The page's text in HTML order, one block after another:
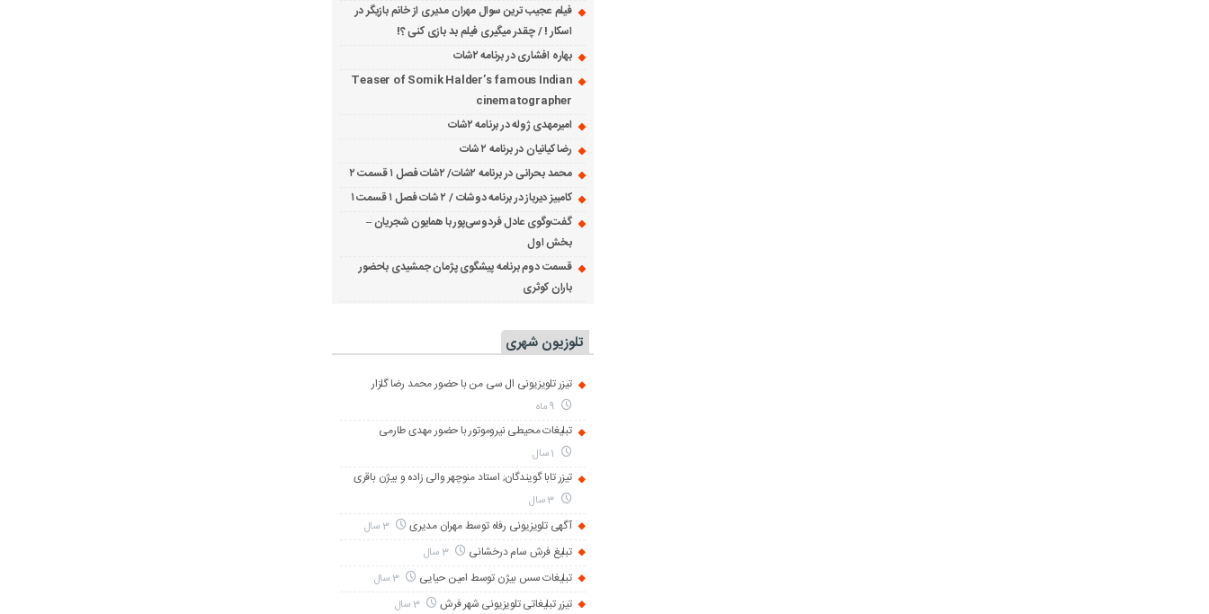
فیلم عجیب ترین سوال مهران مدیری از خانم بازیگر در
اسکار ! / چقدر میگیری فیلم بد بازی کنی ؟!
بهاره افشاری در برنامه ۲شات
Teaser of Somik Halder’s famous Indian
cinematographer
امیرمهدی ژوله در برنامه ۲شات
رضا کیانیان در برنامه ۲ شات
محمد بحرانی در برنامه ۲شات/ ۲شات فصل ۱ قسمت ۲
کامبیز دیرباز در برنامه دوشات / ۲ شات فصل ۱ قسمت ۱
گفت‌وگوی عادل فردوسی‌پور با همایون شجریان –
بخش اول
قسمت دوم برنامه پیشگوی پژمان جمشیدی باحضور
باران کوثری
تلوزیون شهری
تیزر تلویزیونی ال سی من با حضور محمد رضا گلزار
تبلیغات محیطی نیروموتور با حضور مهدی طارمی
تیزر تابا گویندگان; استاد منوچهر والی زاده و بیژن باقری
آگهی تلویزیونی رفاه توسط مهران مدیری 3 سال
تبلیغ فرش سام درخشانی 3 سال
تبلیغات سس بیژن توسط امین حیایی 3 سال
تیزر تبلیغاتی تلویزیونی شهر فرش 3 سال